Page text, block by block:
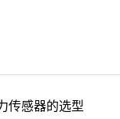
传感器的选型